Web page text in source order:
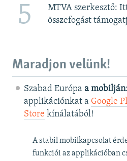
5
MTVA szerkesztő:
összefogást
Maradjon velünk!
Szabad Európa a mobilján
applikációnkat a Google
Store kínálatából!
A stabil mobilkapcsolat
funkciói az applikációban